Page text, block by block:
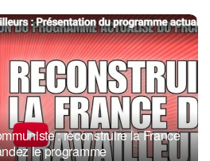
: reconstruire la France
le programme